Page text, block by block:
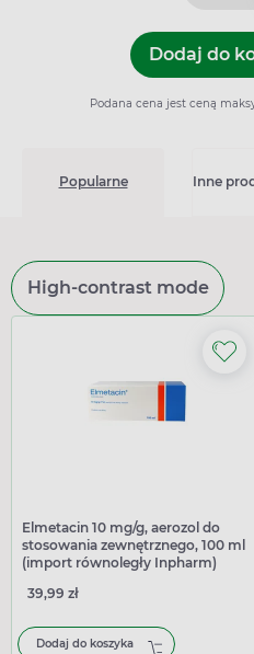
Dodaj do
Podana cena jest ceną
Popularne Inne
High-contrast mode
Elmetacin 10 mg/g, aerozol do
stosowania zewnętrznego, 100 ml
(import równoległy Inpharm)
39,99 zł
Dodaj do koszyka